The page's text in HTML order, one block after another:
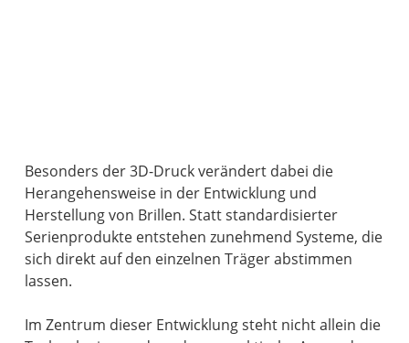
Besonders der 3D-Druck verändert dabei die
Herangehensweise in der Entwicklung und
Herstellung von Brillen. Statt standardisierter
Serienprodukte entstehen zunehmend Systeme, die
sich direkt auf den einzelnen Träger abstimmen
lassen.
Im Zentrum dieser Entwicklung steht nicht allein die